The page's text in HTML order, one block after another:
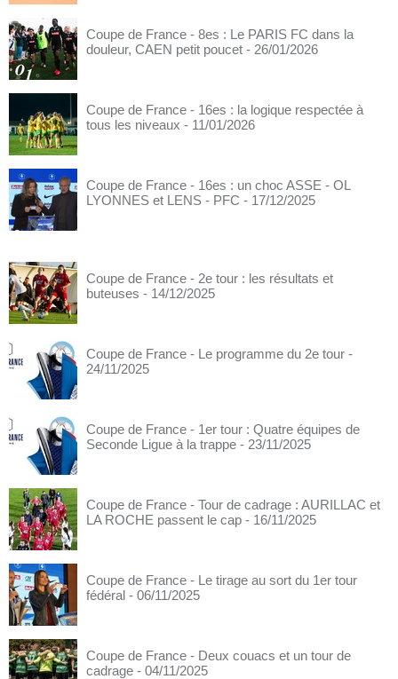
Coupe de France - 8es : Le PARIS FC dans la
douleur, CAEN petit poucet - 26/01/2026
Coupe de France - 16es : la logique respectée à
tous les niveaux - 11/01/2026
Coupe de France - 16es : un choc ASSE - OL
LYONNES et LENS - PFC - 17/12/2025
Coupe de France - 2e tour : les résultats et
buteuses - 14/12/2025
Coupe de France - Le programme du 2e tour -
24/11/2025
Coupe de France - 1er tour : Quatre équipes de
Seconde Ligue à la trappe - 23/11/2025
Coupe de France - Tour de cadrage : AURILLAC et
LA ROCHE passent le cap - 16/11/2025
Coupe de France - Le tirage au sort du 1er tour
fédéral - 06/11/2025
Coupe de France - Deux couacs et un tour de
cadrage - 04/11/2025